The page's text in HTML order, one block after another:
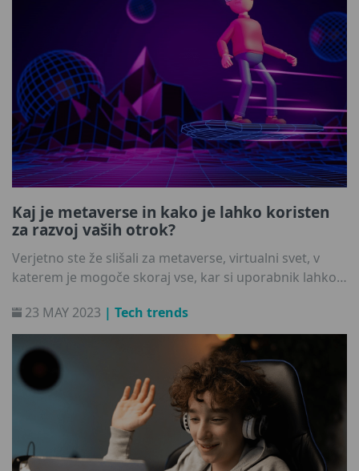
možnih tveganjih, ki še nimajo jasne rešitve.
Kaj je metaverse in kako je lahko koristen
za razvoj vaših otrok?
Verjetno ste že slišali za metaverse, virtualni svet, v
katerem je mogoče skoraj vse, kar si uporabnik lahko
digitalno okolje in na novo opredeli, kako otroci
preživljajo prosti čas. Kakšne prednosti in slabosti
prinaša metaverse otroškemu razvoju?
23 MAY 2023 | Tech trends